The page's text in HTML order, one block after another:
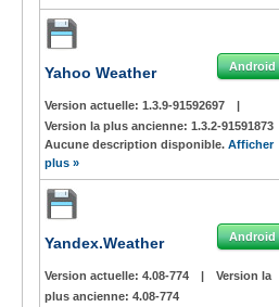
Yahoo Weather Android
Version actuelle: 1.3.9-91592697
|
Version la plus ancienne: 1.3.2-91591873
Aucune description disponible. Afficher
plus »
Yandex.Weather Android
Version actuelle: 4.08-774 |
Version la
plus ancienne: 4.08-774